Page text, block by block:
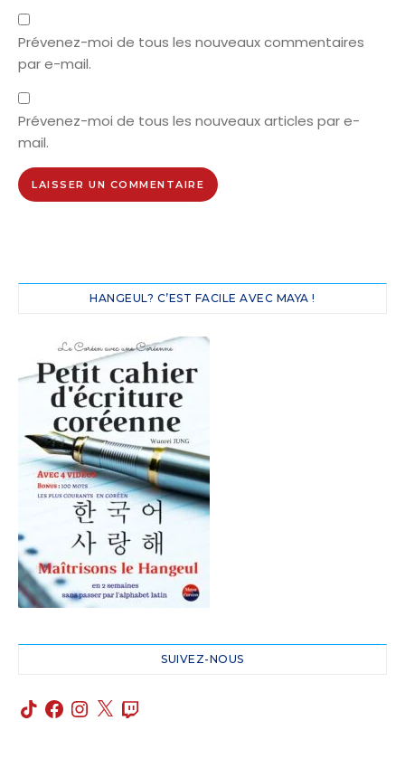
Prévenez-moi de tous les nouveaux commentaires
par e-mail.
Prévenez-moi de tous les nouveaux articles par e-
mail.
HANGEUL? C’EST FACILE AVEC MAYA !
SUIVEZ-NOUS